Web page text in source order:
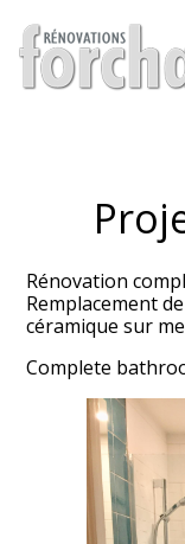
Passer
au
contenu
principal
Rénovation
Remplacement
céramique sur
Complete